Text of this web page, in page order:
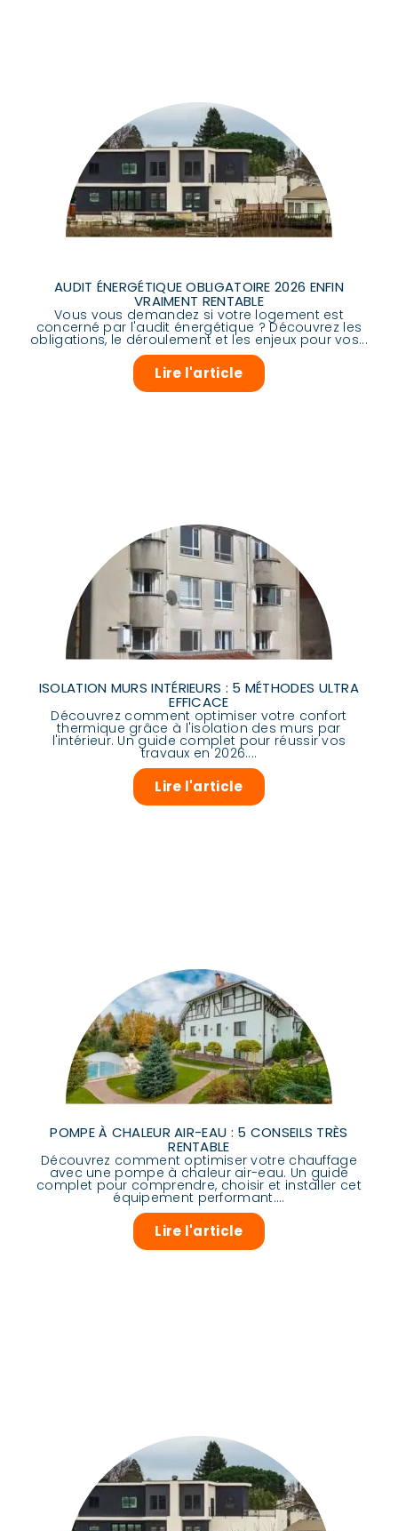
AUDIT ÉNERGÉTIQUE OBLIGATOIRE 2026 ENFIN
VRAIMENT RENTABLE
Vous vous demandez si votre logement est
concerné par l'audit énergétique ? Découvrez les
obligations, le déroulement et les enjeux pour vos...
Lire l'article
ISOLATION MURS INTÉRIEURS : 5 MÉTHODES ULTRA
EFFICACE
Découvrez comment optimiser votre confort
thermique grâce à l'isolation des murs par
l'intérieur. Un guide complet pour réussir vos
travaux en 2026....
Lire l'article
POMPE À CHALEUR AIR-EAU : 5 CONSEILS TRÈS
RENTABLE
Découvrez comment optimiser votre chauffage
avec une pompe à chaleur air-eau. Un guide
complet pour comprendre, choisir et installer cet
équipement performant....
Lire l'article